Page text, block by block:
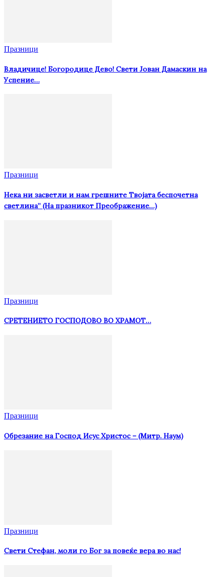
Празници
Владичице! Богородице Дево! Свети Јован Дамаскин на
Успение…
Празници
Нека ни засветли и нам грешните Твојата беспочетна
светлина” (На празникот Преображение…)
Празници
СРЕТЕНИЕТО ГОСПОДОВО ВО ХРАМОТ…
Празници
Oбрезание на Господ Исус Христос – (Митр. Наум)
Празници
Свети Стефан, моли го Бог за повеќе вера во нас!